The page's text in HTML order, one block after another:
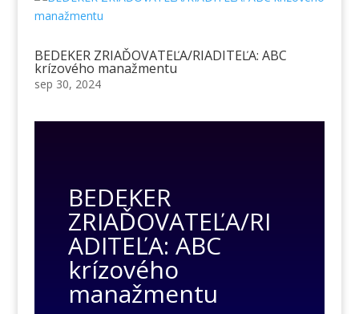
BEDEKER ZRIAĎOVATEĽA/RIADITEĽA: ABC
krízového manažmentu
sep 30, 2024
BEDEKER
ZRIAĎOVATEĽA/RI
ADITEĽA: ABC
krízového
manažmentu